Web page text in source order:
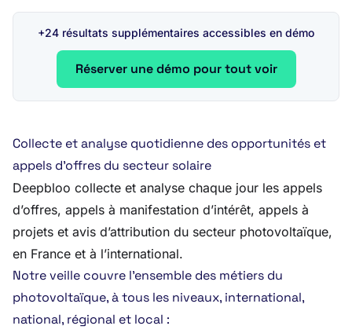
+24 résultats supplémentaires accessibles en démo
Réserver une démo pour tout voir
Collecte et analyse quotidienne des opportunités et
appels d’offres du secteur solaire
Deepbloo collecte et analyse chaque jour les appels
d’offres, appels à manifestation d’intérêt, appels à
projets et avis d’attribution du secteur photovoltaïque,
en France et à l’international.
Notre veille couvre l’ensemble des métiers du
photovoltaïque, à tous les niveaux, international,
national, régional et local :